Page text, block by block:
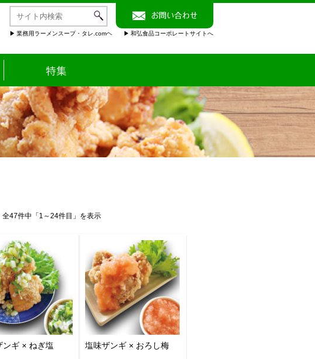
業務用ラーメンスープ・タレ.comヘ 和弘食品コーポレートサイトへ
全47件中「1～24件目」を表示
ンギ × ねぎ塩 塩味ザンギ × おろし梅